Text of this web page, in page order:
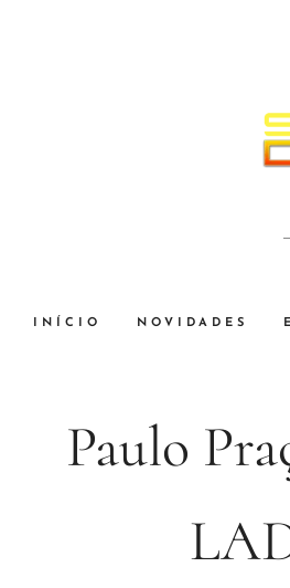
INÍCIO NOVIDADES
Paulo